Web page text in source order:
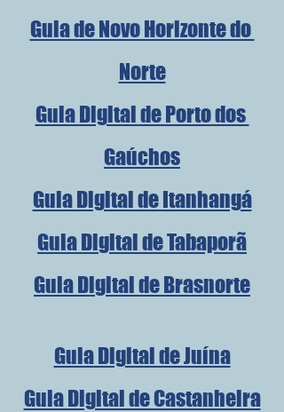
Guia de Novo Horizonte do
Norte
Guia Digital de Porto dos
Gaúchos
Guia Digital de Itanhangá
Guia Digital de Tabaporã
Guia Digital de Brasnorte
Guia Digital de Juína
Guia Digital de Castanheira